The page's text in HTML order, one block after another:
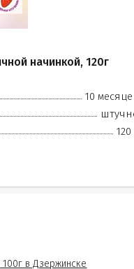
начинкой, 120г
10
120